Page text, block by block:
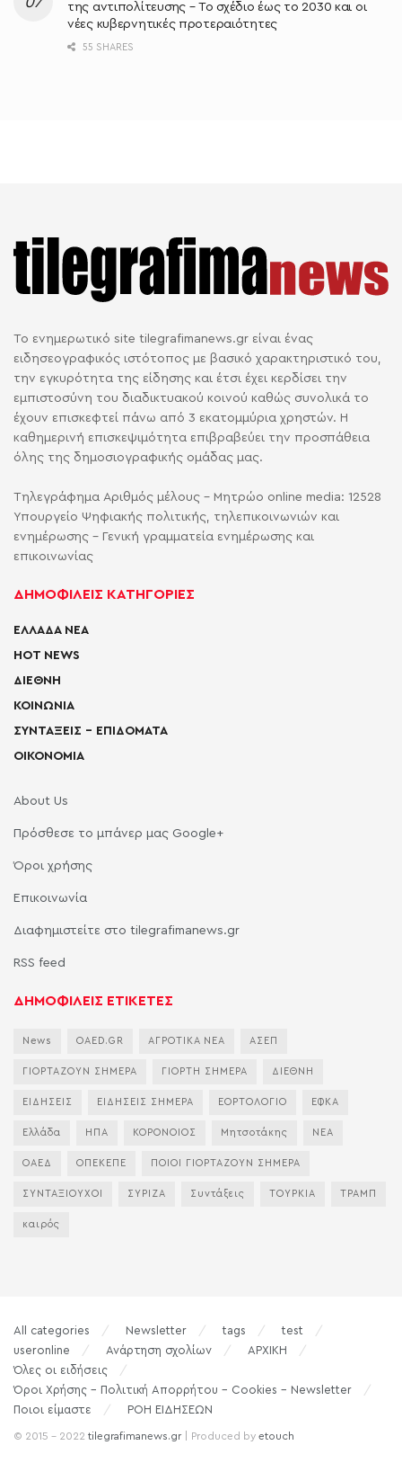
της αντιπολίτευσης – Το σχέδιο έως το 2030 και οι
νέες κυβερνητικές προτεραιότητες
55 SHARES
Το ενημερωτικό site tilegrafimanews.gr είναι ένας
ειδησεογραφικός ιστότοπος με βασικό χαρακτηριστικό του,
την εγκυρότητα της είδησης και έτσι έχει κερδίσει την
εμπιστοσύνη του διαδικτυακού κοινού καθώς συνολικά το
έχουν επισκεφτεί πάνω από 3 εκατομμύρια χρηστών. Η
καθημερινή επισκεψιμότητα επιβραβεύει την προσπάθεια
όλης της δημοσιογραφικής ομάδας μας.
Τηλεγράφημα Αριθμός μέλους - Μητρώο online media: 12528
Υπουργείο Ψηφιακής πολιτικής, τηλεπικοινωνιών και
ενημέρωσης - Γενική γραμματεία ενημέρωσης και
επικοινωνίας
ΔΗΜΟΦΙΛΕΙΣ ΚΑΤΗΓΟΡΙΕΣ
ΕΛΛΑΔΑ ΝΕΑ
HOT NEWS
ΔΙΕΘΝΗ
ΚΟΙΝΩΝΙΑ
ΣΥΝΤΑΞΕΙΣ – ΕΠΙΔΟΜΑΤΑ
ΟΙΚΟΝΟΜΙΑ
About Us
Πρόσθεσε το μπάνερ μας Google+
Όροι χρήσης
Επικοινωνία
Διαφημιστείτε στο tilegrafimanews.gr
RSS feed
ΔΗΜΟΦΙΛΕΙΣ ΕΤΙΚΕΤΕΣ
News OAED.GR ΑΓΡΟΤΙΚΑ ΝΕΑ ΑΣΕΠ
ΓΙΟΡΤΑΖΟΥΝ ΣΗΜΕΡΑ ΓΙΟΡΤΗ ΣΗΜΕΡΑ ΔΙΕΘΝΗ
ΕΙΔΗΣΕΙΣ ΕΙΔΗΣΕΙΣ ΣΗΜΕΡΑ ΕΟΡΤΟΛΟΓΙΟ ΕΦΚΑ
Ελλάδα ΗΠΑ ΚΟΡΟΝΟΙΟΣ Μητσοτάκης ΝΕΑ
ΟΑΕΔ ΟΠΕΚΕΠΕ ΠΟΙΟΙ ΓΙΟΡΤΑΖΟΥΝ ΣΗΜΕΡΑ
ΣΥΝΤΑΞΙΟΥΧΟΙ ΣΥΡΙΖΑ Συντάξεις ΤΟΥΡΚΙΑ ΤΡΑΜΠ
καιρός
All categories Newsletter tags
test
useronline
Ανάρτηση σχολίων
ΑΡΧΙΚΗ
Όλες οι ειδήσεις
Όροι Χρήσης – Πολιτική Απορρήτου – Cookies – Newsletter
Ποιοι είμαστε
ΡΟΗ ΕΙΔΗΣΕΩΝ
© 2015 - 2022 tilegrafimanews.gr| Produced by etouch